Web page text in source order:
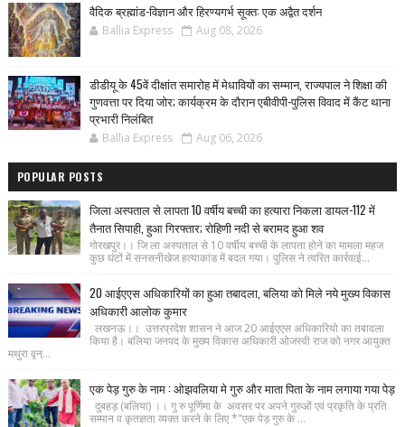
वैदिक ब्रह्मांड-विज्ञान और हिरण्यगर्भ सूक्त: एक अद्वैत दर्शन
Ballia Express Aug 08, 2026
डीडीयू के 45वें दीक्षांत समारोह में मेधावियों का सम्मान, राज्यपाल ने शिक्षा की
गुणवत्ता पर दिया जोर; कार्यक्रम के दौरान एबीवीपी-पुलिस विवाद में कैंट थाना
प्रभारी निलंबित
Ballia Express Aug 06, 2026
POPULAR POSTS
जिला अस्पताल से लापता 10 वर्षीय बच्ची का हत्यारा निकला डायल-112 में
तैनात सिपाही, हुआ गिरफ्तार; रोहिणी नदी से बरामद हुआ शव
गोरखपुर।। जि ला अस्पताल से 10 वर्षीय बच्ची के लापता होने का मामला महज
कुछ घंटों में सनसनीखेज हत्याकांड में बदल गया। पुलिस ने त्वरित कार्रवाई...
20 आईएएस अधिकारियों का हुआ तबादला, बलिया को मिले नये मुख्य विकास
अधिकारी आलोक कुमार
लखनऊ।। उत्तरप्रदेश शासन ने आज 20 आईएएस अधिकारियो का तबादला
किया है। बलिया जनपद के मुख्य विकास अधिकारी ओजस्वी राज को नगर आयुक्त
मथुरा वृन्...
एक पेड़ गुरु के नाम : ओझवलिया मे गुरु और माता पिता के नाम लगाया गया पेड़
दुबहड़ (बलिया) ।। गु रु पूर्णिमा के अवसर पर अपने गुरुओं एवं प्रकृति के प्रति
सम्मान व कृतज्ञता व्यक्त करने के लिए *"एक पेड़ गुरु के ...